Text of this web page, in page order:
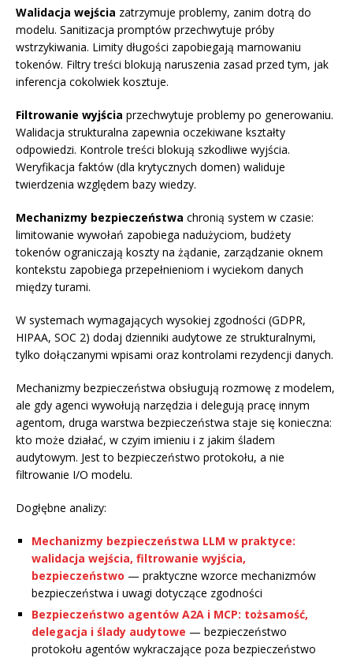
Walidacja wejścia zatrzymuje problemy, zanim dotrą do
modelu. Sanitizacja promptów przechwytuje próby
wstrzykiwania. Limity długości zapobiegają marnowaniu
tokenów. Filtry treści blokują naruszenia zasad przed tym, jak
inferencja cokolwiek kosztuje.
Filtrowanie wyjścia przechwytuje problemy po generowaniu.
Walidacja strukturalna zapewnia oczekiwane kształty
odpowiedzi. Kontrole treści blokują szkodliwe wyjścia.
Weryfikacja faktów (dla krytycznych domen) waliduje
twierdzenia względem bazy wiedzy.
Mechanizmy bezpieczeństwa chronią system w czasie:
limitowanie wywołań zapobiega nadużyciom, budżety
tokenów ograniczają koszty na żądanie, zarządzanie oknem
kontekstu zapobiega przepełnieniom i wyciekom danych
między turami.
W systemach wymagających wysokiej zgodności (GDPR,
HIPAA, SOC 2) dodaj dzienniki audytowe ze strukturalnymi,
tylko dołączanymi wpisami oraz kontrolami rezydencji danych.
Mechanizmy bezpieczeństwa obsługują rozmowę z modelem,
ale gdy agenci wywołują narzędzia i delegują pracę innym
agentom, druga warstwa bezpieczeństwa staje się konieczna:
kto może działać, w czyim imieniu i z jakim śladem
audytowym. Jest to bezpieczeństwo protokołu, a nie
filtrowanie I/O modelu.
Dogłębne analizy:
Mechanizmy bezpieczeństwa LLM w praktyce:
walidacja wejścia, filtrowanie wyjścia,
bezpieczeństwo — praktyczne wzorce mechanizmów
bezpieczeństwa i uwagi dotyczące zgodności
Bezpieczeństwo agentów A2A i MCP: tożsamość,
delegacja i ślady audytowe — bezpieczeństwo
protokołu agentów wykraczające poza bezpieczeństwo